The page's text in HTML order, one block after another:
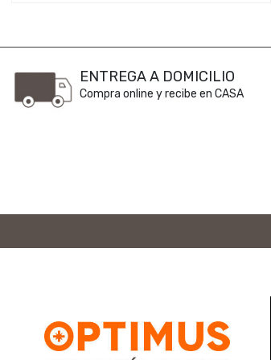
ENTREGA A DOMICILIO
Compra online y recibe en CASA